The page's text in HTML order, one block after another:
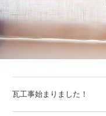
瓦工事始まりました！